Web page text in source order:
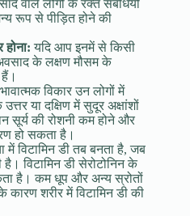
वाले लोगों के रक्त संबंधियों
रूप से पीड़ित होने की
होना: यदि आप इनमें से किसी
के लक्षण मौसम के
विकार उन लोगों में
या दक्षिण में सुदूर अक्षांशों
सूर्य की रोशनी कम होने और
हो सकता है।
में विटामिन डी तब बनता है, जब
विटामिन डी सेरोटोनिन के
है। कम धूप और अन्य स्रोतों
कारण शरीर में विटामिन डी की